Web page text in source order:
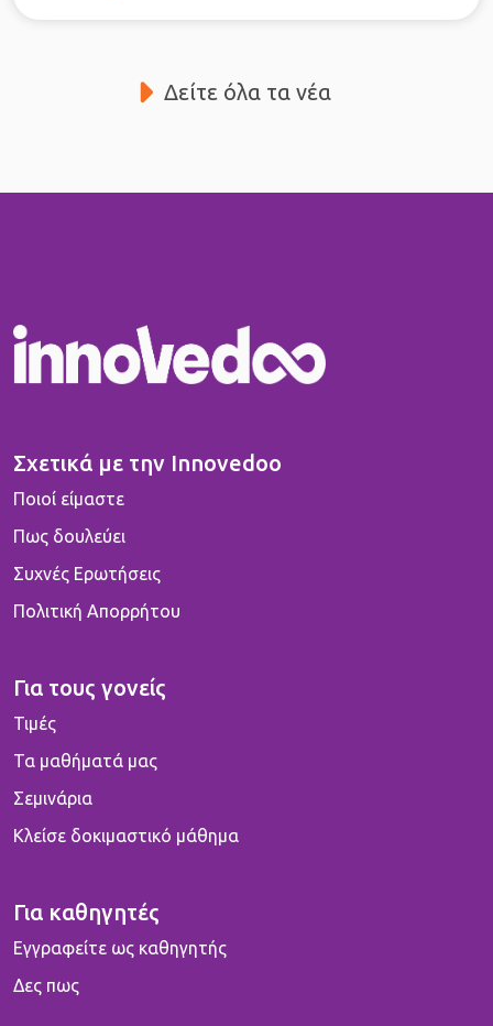
Δείτε όλα τα νέα
Σχετικά με την Innovedoo
Ποιοί είμαστε
Πως δουλεύει
Συχνές Ερωτήσεις
Πολιτική Απορρήτου
Για τους γονείς
Τιμές
Τα μαθήματά μας
Σεμινάρια
Κλείσε δοκιμαστικό μάθημα
Για καθηγητές
Εγγραφείτε ως καθηγητής
Δες πως